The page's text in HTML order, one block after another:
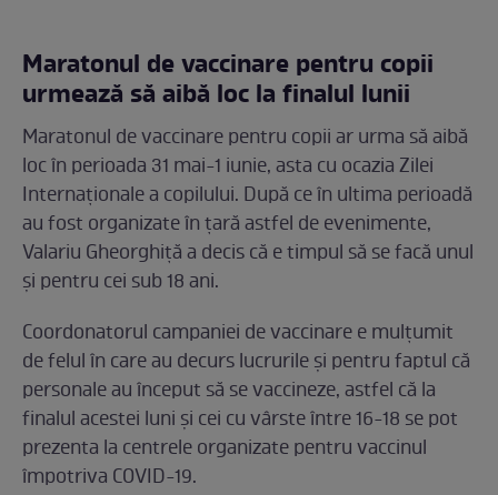
Maratonul de vaccinare pentru copii
urmează să aibă loc la finalul lunii
Maratonul de vaccinare pentru copii ar urma să aibă
loc în perioada 31 mai-1 iunie, asta cu ocazia Zilei
Internaționale a copilului. După ce în ultima perioadă
au fost organizate în țară astfel de evenimente,
Valariu Gheorghiță a decis că e timpul să se facă unul
și pentru cei sub 18 ani.
Coordonatorul campaniei de vaccinare e mulțumit
de felul în care au decurs lucrurile și pentru faptul că
personale au început să se vaccineze, astfel că la
finalul acestei luni și cei cu vârste între 16-18 se pot
prezenta la centrele organizate pentru vaccinul
împotriva COVID-19.